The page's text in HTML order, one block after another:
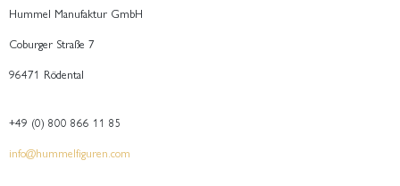
Hummel Manufaktur GmbH
Coburger Straße 7
96471 Rödental
+49 (0) 800 866 11 85
info@hummelfiguren.com